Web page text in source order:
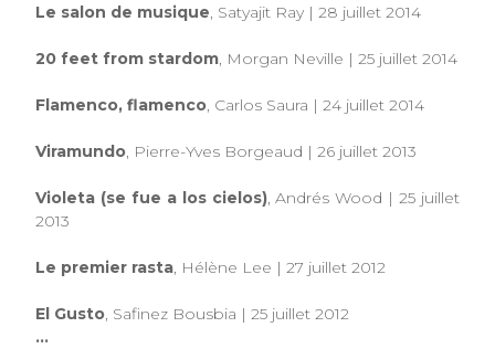
Le salon de musique, Satyajit Ray | 28 juillet 2014
20 feet from stardom, Morgan Neville | 25 juillet 2014
Flamenco, flamenco, Carlos Saura | 24 juillet 2014
Viramundo, Pierre-Yves Borgeaud | 26 juillet 2013
Violeta (se fue a los cielos), Andrés Wood | 25 juillet
2013
Le premier rasta, Hélène Lee | 27 juillet 2012
El Gusto, Safinez Bousbia | 25 juillet 2012
...